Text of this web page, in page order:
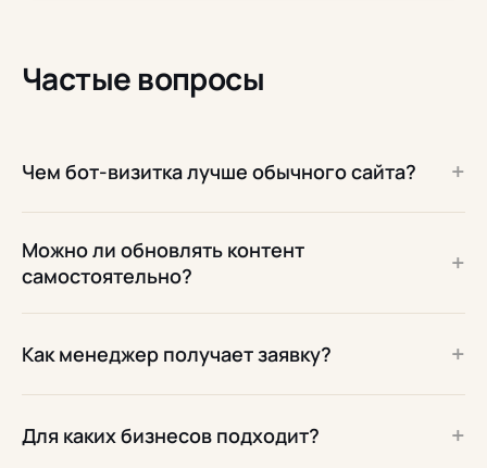
Частые вопросы
Чем бот-визитка лучше обычного сайта? +
Можно ли обновлять контент
самостоятельно?
+
Как менеджер получает заявку? +
Для каких бизнесов подходит? +